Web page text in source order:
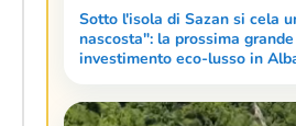
Sotto l'isola di Sazan si cela
nascosta": la prossima
investimento eco-lusso in